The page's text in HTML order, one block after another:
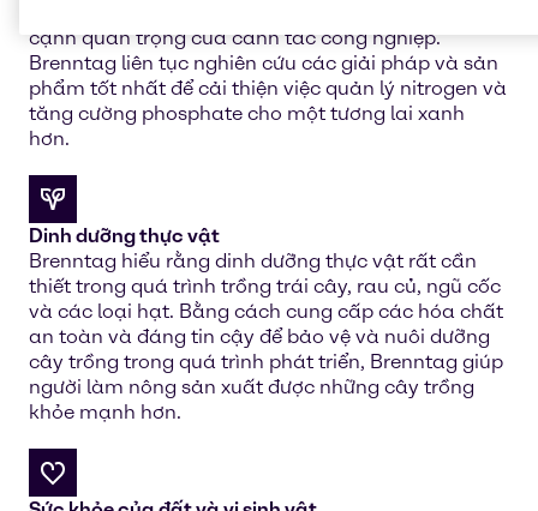
cạnh quan trọng của canh tác công nghiệp.
Brenntag liên tục nghiên cứu các giải pháp và sản
phẩm tốt nhất để cải thiện việc quản lý nitrogen và
tăng cường phosphate cho một tương lai xanh
hơn.
Dinh dưỡng thực vật
Brenntag hiểu rằng dinh dưỡng thực vật rất cần
thiết trong quá trình trồng trái cây, rau củ, ngũ cốc
và các loại hạt. Bằng cách cung cấp các hóa chất
an toàn và đáng tin cậy để bảo vệ và nuôi dưỡng
cây trồng trong quá trình phát triển, Brenntag giúp
người làm nông sản xuất được những cây trồng
khỏe mạnh hơn.